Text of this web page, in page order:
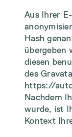
Aus Ihrer
Hash
übergeben
diesen
des
https://
Nachdem
wurde, ist
Kontext